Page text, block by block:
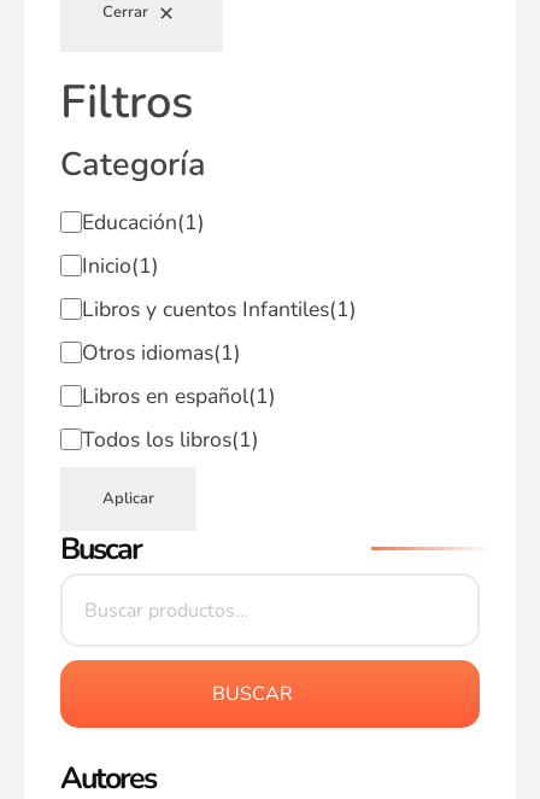
Cerrar
Filtros
Categoría
Educación(1)
Inicio(1)
Libros y cuentos Infantiles(1)
Otros idiomas(1)
Libros en español(1)
Todos los libros(1)
Aplicar
Buscar
BUSCAR
Autores